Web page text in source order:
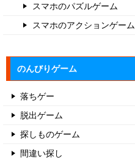
スマホのパズルゲーム
スマホのアクションゲーム
のんびりゲーム
落ちゲー
脱出ゲーム
探しものゲーム
間違い探し